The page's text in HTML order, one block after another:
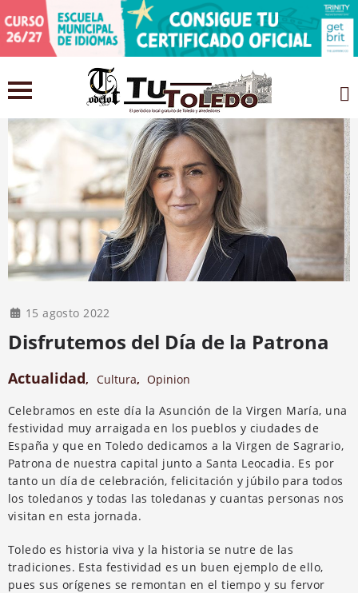
15 agosto 2022
Disfrutemos del Día de la Patrona
Actualidad, Cultura,Opinion
Celebramos en este día la Asunción de la Virgen María, una
festividad muy arraigada en los pueblos y ciudades de
España y que en Toledo dedicamos a la Virgen de Sagrario,
Patrona de nuestra capital junto a Santa Leocadia. Es por
tanto un día de celebración, felicitación y júbilo para todos
los toledanos y todas las toledanas y cuantas personas nos
visitan en esta jornada.
Toledo es historia viva y la historia se nutre de las
tradiciones. Esta festividad es un buen ejemplo de ello,
pues sus orígenes se remontan en el tiempo y su fervor